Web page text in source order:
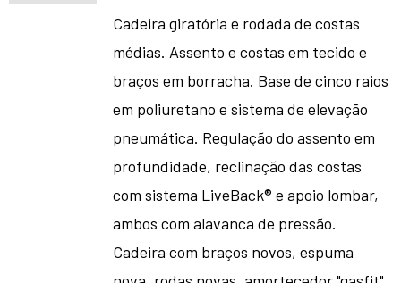
Cadeira giratória e rodada de costas
médias. Assento e costas em tecido e
braços em borracha. Base de cinco raios
em poliuretano e sistema de elevação
pneumática. Regulação do assento em
profundidade, reclinação das costas
com sistema LiveBack® e apoio lombar,
ambos com alavanca de pressão.
Cadeira com braços novos, espuma